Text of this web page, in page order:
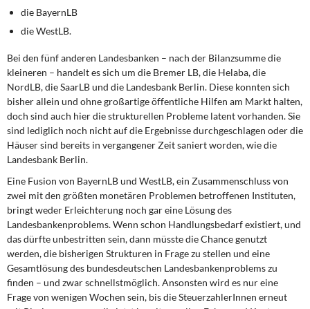
die BayernLB
die WestLB.
Bei den fünf anderen Landesbanken – nach der Bilanzsumme die
kleineren – handelt es sich um die Bremer LB, die Helaba, die
NordLB, die SaarLB und die Landesbank Berlin. Diese konnten sich
bisher allein und ohne großartige öffentliche Hilfen am Markt halten,
doch sind auch hier die strukturellen Probleme latent vorhanden. Sie
sind lediglich noch nicht auf die Ergebnisse durchgeschlagen oder die
Häuser sind bereits in vergangener Zeit saniert worden, wie die
Landesbank Berlin.
Eine Fusion von BayernLB und WestLB,ein Zusammenschluss von
zwei mit den größten monetären Problemen betroffenen Instituten,
bringt weder Erleichterung noch gar eine Lösung des
Landesbankenproblems. Wenn schon Handlungsbedarf existiert, und
das dürfte unbestritten sein, dann müsste die Chance genutzt
werden, die bisherigen Strukturen in Frage zu stellen und eine
Gesamtlösung des bundesdeutschen Landesbankenproblems zu
finden – und zwar schnellstmöglich. Ansonsten wird es nur eine
Frage von wenigen Wochen sein, bis die SteuerzahlerInnen erneut